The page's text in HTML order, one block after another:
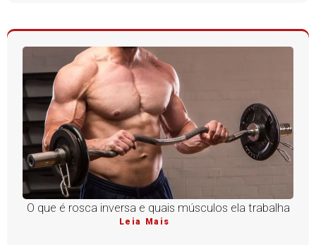
O que é rosca inversa e quais músculos ela trabalha
Leia Mais